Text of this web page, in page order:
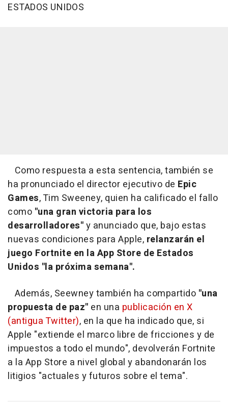
ESTADOS UNIDOS
Como respuesta a esta sentencia, también se
ha pronunciado el director ejecutivo de Epic
Games, Tim Sweeney, quien ha calificado el fallo
como "una gran victoria para los
desarrolladores"y anunciado que, bajo estas
nuevas condiciones para Apple, relanzarán el
juego Fortnite en la App Store de Estados
Unidos "la próxima semana".
Además, Seewney también ha compartido "una
propuesta de paz" en una publicación en X
(antigua Twitter), en la que ha indicado que, si
Apple "extiende el marco libre de fricciones y de
impuestos a todo el mundo", devolverán Fortnite
a la App Store a nivel global y abandonarán los
litigios "actuales y futuros sobre el tema".